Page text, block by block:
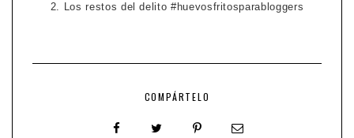
2. Los restos del delito #huevosfritosparabloggers
COMPÁRTELO